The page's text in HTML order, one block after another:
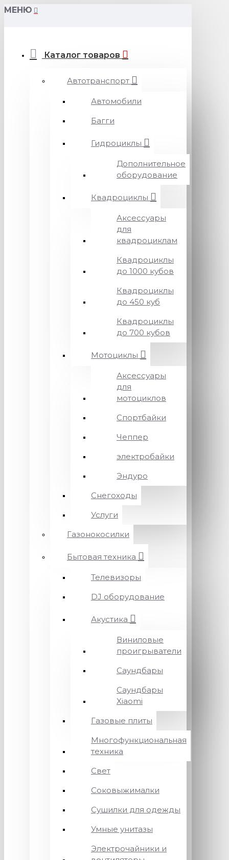
МЕНЮ
Каталог товаров
Автотранспорт
Автомобили
Багги
Гидроциклы
Дополнительное
оборудование
Квадроциклы
Аксессуары
для
квадроциклам
Квадроциклы
до 1000 кубов
Квадроциклы
до 450 куб
Квадроциклы
до 700 кубов
Мотоциклы
Аксессуары
для
мотоциклов
Спортбайки
Чеппер
электробайки
Эндуро
Снегоходы
Услуги
Газонокосилки
Бытовая техника
Телевизоры
DJ оборудование
Акустика
Виниловые
проигрыватели
Саундбары
Саундбары
Xiaomi
Газовые плиты
Многофункциональная
техника
Свет
Соковыжималки
Сушилки для одежды
Умные унитазы
Электрочайники и